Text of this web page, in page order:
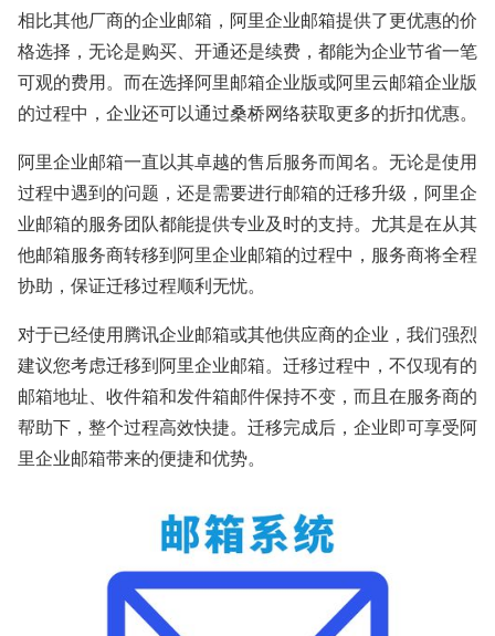
相比其他厂商的企业邮箱，阿里企业邮箱提供了更优惠的价
格选择，无论是购买、开通还是续费，都能为企业节省一笔
可观的费用。而在选择阿里邮箱企业版或阿里云邮箱企业版
的过程中，企业还可以通过桑桥网络获取更多的折扣优惠。
阿里企业邮箱一直以其卓越的售后服务而闻名。无论是使用
过程中遇到的问题，还是需要进行邮箱的迁移升级，阿里企
业邮箱的服务团队都能提供专业及时的支持。尤其是在从其
他邮箱服务商转移到阿里企业邮箱的过程中，服务商将全程
协助，保证迁移过程顺利无忧。
对于已经使用腾讯企业邮箱或其他供应商的企业，我们强烈
建议您考虑迁移到阿里企业邮箱。迁移过程中，不仅现有的
邮箱地址、收件箱和发件箱邮件保持不变，而且在服务商的
帮助下，整个过程高效快捷。迁移完成后，企业即可享受阿
里企业邮箱带来的便捷和优势。